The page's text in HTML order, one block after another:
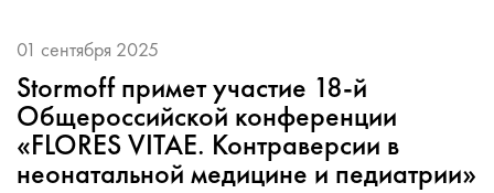
01 сентября 2025
Stormoff примет участие 18-й
Общероссийской конференции
«FLORES VITAE. Контраверсии в
неонатальной медицине и педиатрии»